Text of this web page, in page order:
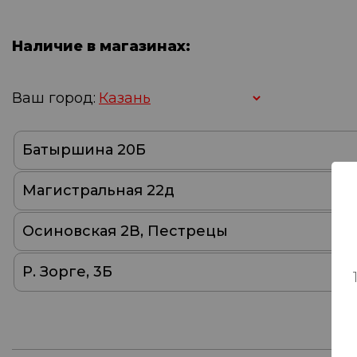
Наличие в магазинах:
Ваш город:
Батыршина 20Б
Магистральная 22д
Осиновская 2В, Пестрецы
Р. Зорге, 3Б